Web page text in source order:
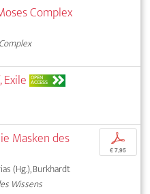
Complex
OPEN
ACCESS
Masken des
(Hg.), Burkhardt
Wissens
p
€ 7,95